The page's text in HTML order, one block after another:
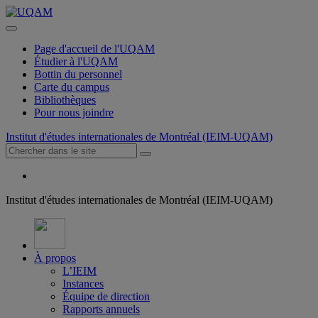
Page d'accueil de l'UQAM
Étudier à l'UQAM
Bottin du personnel
Carte du campus
Bibliothèques
Pour nous joindre
Institut d'études internationales de Montréal (IEIM-UQAM)
Institut d'études internationales de Montréal (IEIM-UQAM)
À propos
L’IEIM
Instances
Équipe de direction
Rapports annuels